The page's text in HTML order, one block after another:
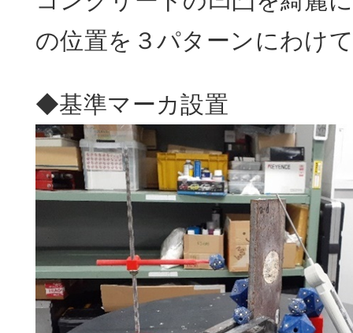
の位置を３パターンにわけ
◆基準マーカ設置